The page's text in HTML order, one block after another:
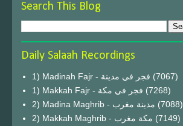
Search This Blog
Daily Salaah Recordings
1) Madinah Fajr - فجر في مدينة (7067)
1) Makkah Fajr - فجر في مكة (7268)
2) Madina Maghrib - مدينة مغرب (7088)
2) Makkah Maghrib - مكة مغرب (7149)